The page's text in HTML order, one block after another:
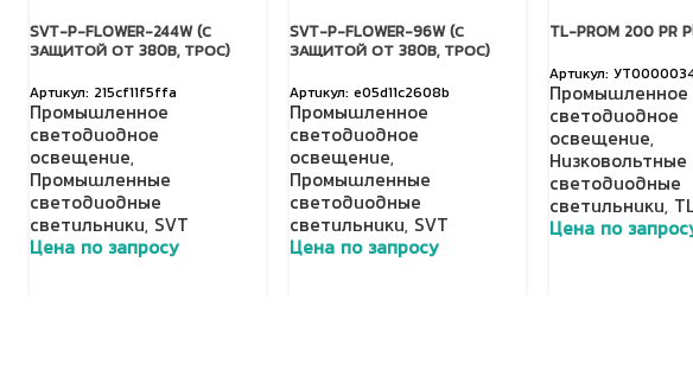
SVT-P-FLOWER-244W (С
ЗАЩИТОЙ ОТ 380В, ТРОС)
215cf11f5ffa
Промышленное
светодиодное
освещение,
Промышленные
светодиодные
светильники, SVT
Цена по запросу
SVT-P-FLOWER-96W (С
ЗАЩИТОЙ ОТ 380В, ТРОС)
e05d11c2608b
Промышленное
светодиодное
освещение,
Промышленные
светодиодные
светильники, SVT
Цена по запросу
TL-PROM 200 PR
Промышленное
светодиодное
освещение,
Низковольтные
светодиодные
светильники,
Цена по